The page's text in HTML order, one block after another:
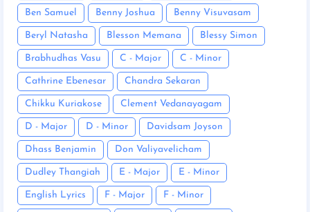
Ben Samuel Benny Joshua Benny Visuvasam
Beryl Natasha Blesson Memana Blessy Simon
Brabhudhas Vasu C - Major C - Minor
Cathrine Ebenesar Chandra Sekaran
Chikku Kuriakose Clement Vedanayagam
D - Major D - Minor Davidsam Joyson
Dhass Benjamin Don Valiyavelicham
Dudley Thangiah E - Major E - Minor
English Lyrics F - Major F - Minor